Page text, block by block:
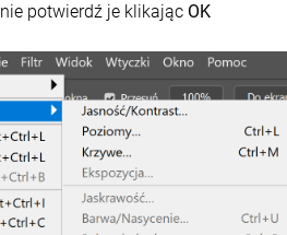
potwierdź je klikając OK